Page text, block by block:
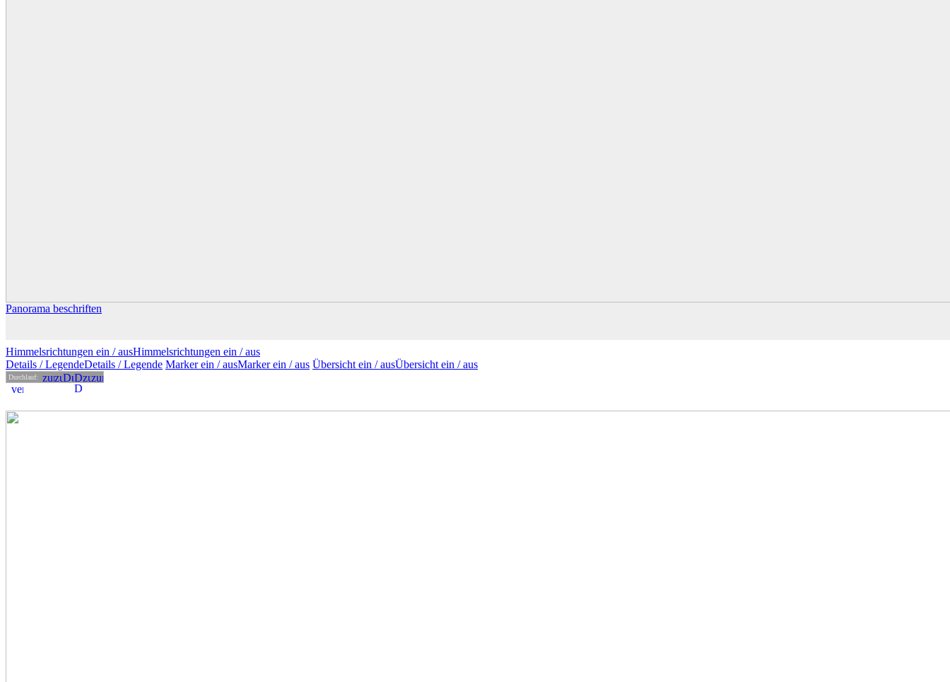
Panorama beschriften
Himmelsrichtungen ein /ausHimmelsrichtungen ein / aus
Details / LegendeDetails /Legende Marker ein /ausMarkerein / aus Übersicht ein /ausÜbersicht ein / aus
Durchlauf: